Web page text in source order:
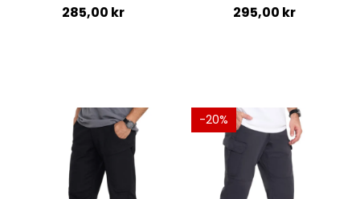
285,00 kr 295,00 kr
-20%